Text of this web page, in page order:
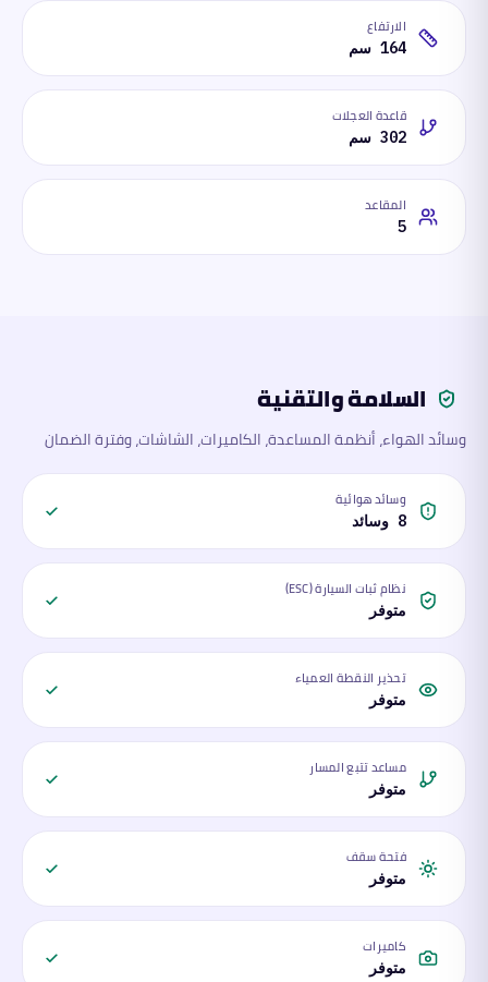
الارتفاع
164 سم
قاعدة العجلات
302 سم
المقاعد
5
السلامة والتقنية
وسائد الهواء، أنظمة المساعدة، الكاميرات، الشاشات، وفترة الضمان
وسائد هوائية
8 وسائد
نظام ثبات السيارة (ESC)
متوفر
تحذير النقطة العمياء
متوفر
مساعد تتبع المسار
متوفر
فتحة سقف
متوفر
كاميرات
متوفر